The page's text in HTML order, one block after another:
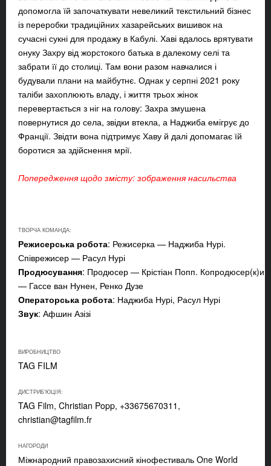
допомогла їй започаткувати невеликий текстильний бізнес
із переробки традиційних хазарейських вишивок на
сучасні сукні для продажу в Кабулі. Хаві вдалось врятувати
онуку Захру від жорстокого батька в далекому селі та
забрати її до столиці. Там вони разом навчалися і
будували плани на майбутнє. Однак у серпні 2021 року
таліби захоплюють владу, і життя трьох жінок
перевертається з ніг на голову: Захра змушена
повернутися до села, звідки втекла, а Наджиба емігрує до
Франції. Звідти вона підтримує Хаву й далі допомагає їй
боротися за здійснення мрії.
Попередження щодо змісту: зображення насильства
ТВОРЧА КОМАНДА:
Режисерська робота: Режисерка — Наджиба Нурі.
Співрежисер — Расул Нурі
Продюсування: Продюсер — Крістіан Попп. Копродюсер(к)и
— Гассе ван Нунен, Ренко Дузе
Операторська робота: Наджиба Нурі, Расул Нурі
Звук: Афшин Азізі
ВИРОБНИЦТВО
TAG FILM
ДИСТРИБ'ЮЦІЯ:
TAG Film, Christian Popp, +33675670311,
christian@tagfilm.fr
НАГОРОДИ
Міжнародний правозахисний кінофестиваль One World